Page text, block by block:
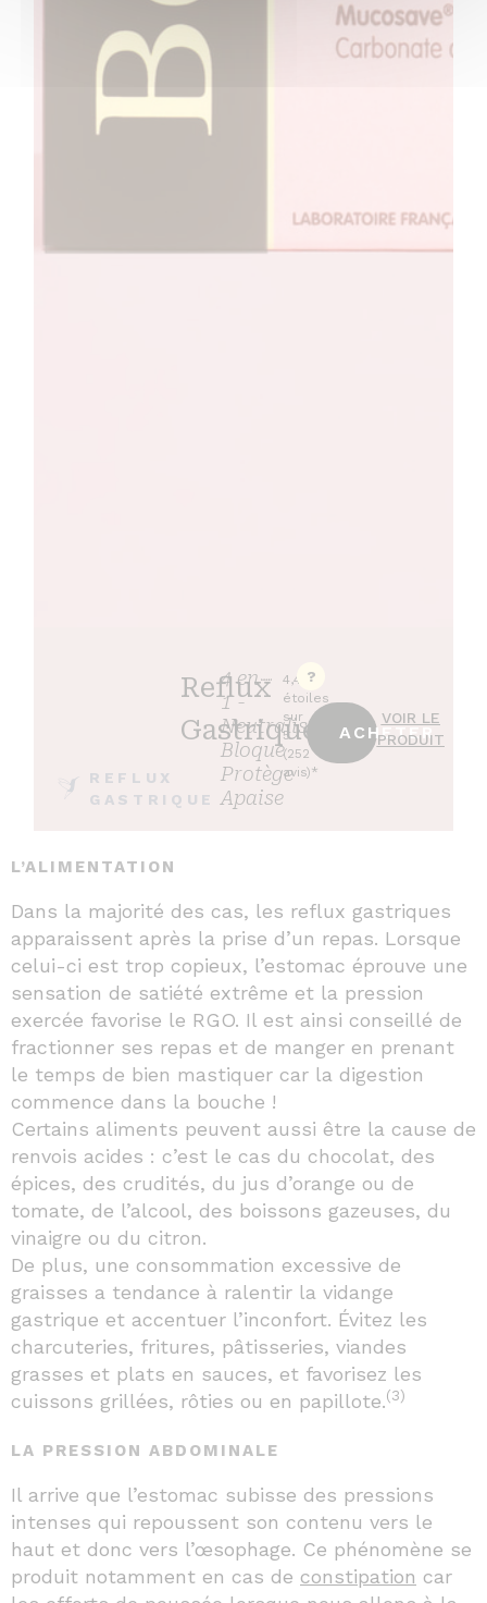
REFLUX
GASTRIQUE
Reflux
Gastriques
4 en
1 -
Neutralise
Bloque
Protège
Apaise
4,4
étoiles
sur
5
(252
avis)*
?
ACHETER
VOIR LE
PRODUIT
L’ALIMENTATION
Dans la majorité des cas, les reflux gastriques
apparaissent après la prise d’un repas. Lorsque
celui-ci est trop copieux, l’estomac éprouve une
sensation de satiété extrême et la pression
exercée favorise le RGO. Il est ainsi conseillé de
fractionner ses repas et de manger en prenant
le temps de bien mastiquer car la digestion
commence dans la bouche !
Certains aliments peuvent aussi être la cause de
renvois acides : c’est le cas du chocolat, des
épices, des crudités, du jus d’orange ou de
tomate, de l’alcool, des boissons gazeuses, du
vinaigre ou du citron.
De plus, une consommation excessive de
graisses a tendance à ralentir la vidange
gastrique et accentuer l’inconfort. Évitez les
charcuteries, fritures, pâtisseries, viandes
grasses et plats en sauces, et favorisez les
cuissons grillées, rôties ou en papillote.(3)
LA PRESSION ABDOMINALE
Il arrive que l’estomac subisse des pressions
intenses qui repoussent son contenu vers le
haut et donc vers l’œsophage. Ce phénomène se
produit notamment en cas de constipation car